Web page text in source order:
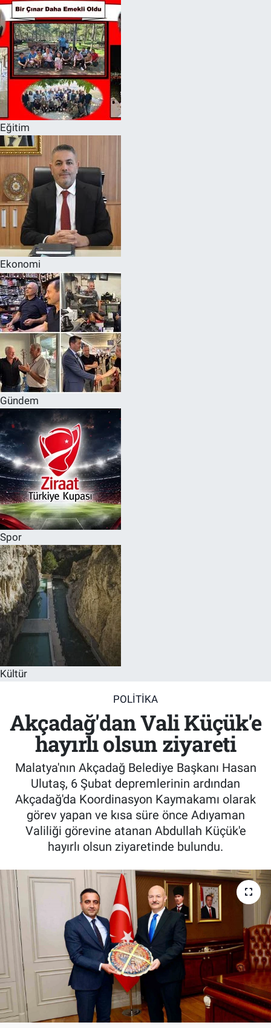
Eğitim
Ekonomi
Gündem
Spor
Kültür
POLITIKA
Akçadağ'dan Vali Küçük'e
hayırlı olsun ziyareti
Malatya'nın Akçadağ Belediye Başkanı Hasan
Ulutaş, 6 Şubat depremlerinin ardından
Akçadağ'da Koordinasyon Kaymakamı olarak
görev yapan ve kısa süre önce Adıyaman
Valiliği görevine atanan Abdullah Küçük'e
hayırlı olsun ziyaretinde bulundu.